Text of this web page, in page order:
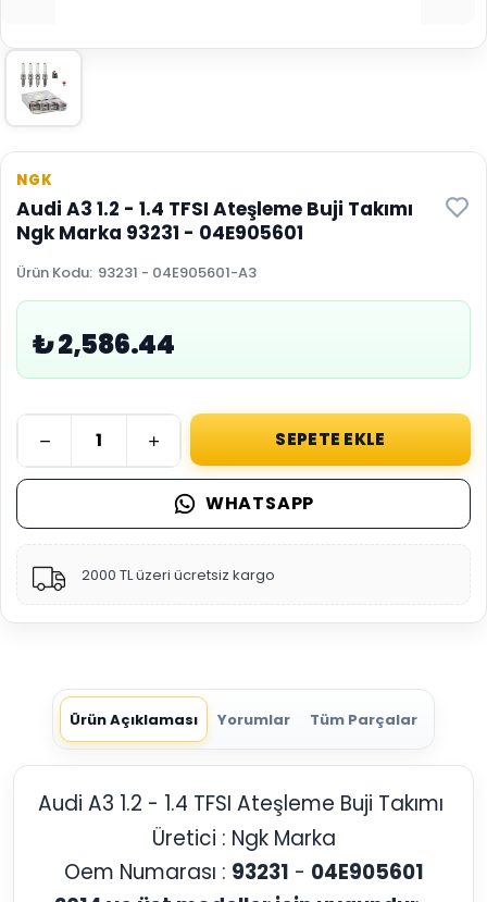
NGK
Audi A3 1.2 - 1.4 TFSI Ateşleme Buji Takımı
Ngk Marka 93231 - 04E905601
Ürün Kodu: 93231 - 04E905601-A3
₺ 2,586.44
SEPETE EKLE
WHATSAPP
2000 TL üzeri ücretsiz kargo
Ürün Açıklaması Yorumlar Tüm Parçalar
Audi A3 1.2 - 1.4 TFSI Ateşleme Buji Takımı
Üretici : Ngk Marka
Oem Numarası : 93231 - 04E905601